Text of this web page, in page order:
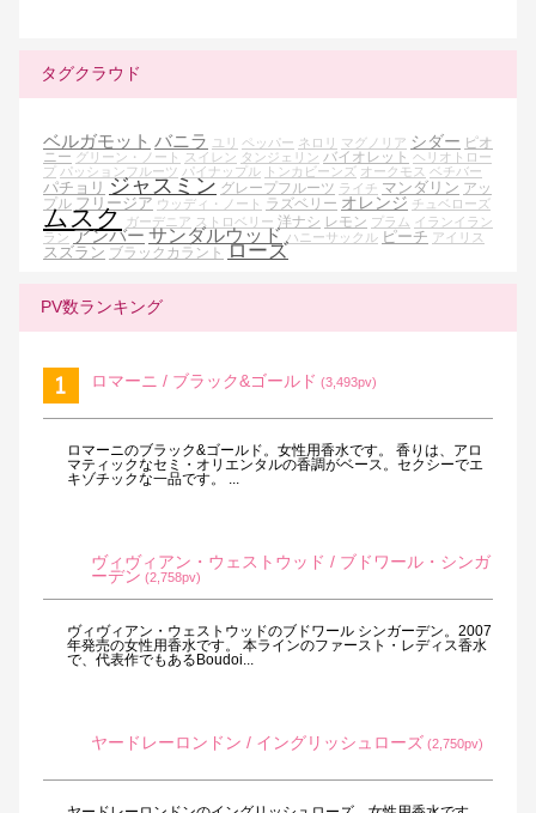
タグクラウド
ベルガモット バニラ ユリ ペッパー ネロリ マグノリア シダー ピオ
ニー グリーン・ノート スイレン タンジェリン バイオレット ヘリオトロー
プ パッションフルーツ パイナップル トンカビーンズ オークモス ベチバー
パチョリ ジャスミン グレープフルーツ ライチ マンダリン アッ
プル フリージア ウッディ・ノート ラズベリー オレンジ チュベローズ
ムスク ガーデニア ストロベリー 洋ナシ レモン プラム イランイラン
ラン アンバーサンダルウッド ハニーサックル ピーチ アイリス
スズラン ブラックカラント ローズ
PV数ランキング
ロマーニ / ブラック&ゴールド (3,493pv)
ロマーニのブラック&ゴールド。女性用香水です。 香りは、アロ
マティックなセミ・オリエンタルの香調がベース。セクシーでエ
キゾチックな一品です。 ...
ヴィヴィアン・ウェストウッド / ブドワール・シンガ
ーデン (2,758pv)
ヴィヴィアン・ウェストウッドのブドワール シンガーデン。2007
年発売の女性用香水です。 本ラインのファースト・レディス香水
で、代表作でもあるBoudoi...
ヤードレーロンドン / イングリッシュローズ (2,750pv)